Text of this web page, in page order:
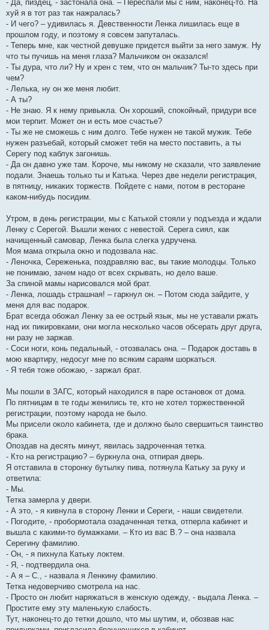
- Да, пиздец, - застонала она. – Переспали мы с ним, наконец-то. На
хуй я в тот раз так нажралась?
- И чего? – удивилась я. Девственности Ленка лишилась еще в
прошлом году, и поэтому я совсем запуталась.
- Теперь мне, как честной девушке придется выйти за него замуж. Ну
что ты пучишь на меня глаза? Мальчиком он оказался!
- Ты дура, что ли? Ну и хрен с тем, что он мальчик? Ты-то здесь при
чем?
- Лелька, ну он же меня любит.
- А ты?
- Не знаю. Я к нему привыкла. Он хороший, спокойный, придури все
мои терпит. Может он и есть мое счастье?
- Ты же не сможешь с ним долго. Тебе нужен не такой мужик. Тебе
нужен разъебай, который сможет тебя на место поставить, а ты
Серегу под каблук загонишь.
- Да он давно уже там. Короче, мы никому не сказали, что заявление
подали. Знаешь только ты и Катька. Через две недели регистрация,
в пятницу, никаких торжеств. Пойдете с нами, потом в ресторане
каком-нибудь посидим.
Утром, в день регистрации, мы с Катькой стояли у подъезда и ждали
Ленку с Серегой. Вышли жених с невестой. Серега сиял, как
начищенный самовар, Ленка была слегка удручена.
Моя мама открыла окно и подозвала нас.
- Леночка, Сереженька, поздравляю вас, вы такие молодцы. Только
не понимаю, зачем надо от всех скрывать, но дело ваше.
За спиной мамы нарисовался мой брат.
- Ленка, лошадь страшная! – гаркнул он. – Потом сюда зайдите, у
меня для вас подарок.
Брат всегда обожал Ленку за ее острый язык, мы не уставали ржать
над их пикировками, они могла несколько часов обсерать друг друга,
ни разу не заржав.
- Соси ноги, конь педальный, - отозвалась она. – Подарок доставь в
мою квартиру, недосуг мне по всяким сараям шоркаться.
- Я тебя тоже обожаю, - заржал брат.
Мы пошли в ЗАГС, который находился в паре остановок от дома.
По пятницам в те годы женились те, кто не хотел торжественной
регистрации, поэтому народа не было.
Мы присели около кабинета, где и должно было свершиться таинство
брака.
Опоздав на десять минут, явилась задроченная тетка.
- Кто на регистрацию? – буркнула она, отпирая дверь.
Я отставила в сторонку бутылку пива, потянула Катьку за руку и
ответила:
- Мы.
Тетка замерла у двери.
- А это, - я кивнула в сторону Ленки и Сереги, - наши свидетели.
- Погодите, - пробормотала озадаченная тетка, отперла кабинет и
вышла с какими-то бумажками. – Кто из вас В.? – она назвала
Серегину фамилию.
- Он, - я пихнула Катьку локтем.
- Я, - подтвердила она.
- А я – С., - назвала я Ленкину фамилию.
Тетка недоверчиво смотрела на нас.
- Просто он любит наряжаться в женскую одежду, - выдала Ленка. –
Простите ему эту маленькую слабость.
Тут, наконец-то до тетки дошло, что мы шутим, и, обозвав нас